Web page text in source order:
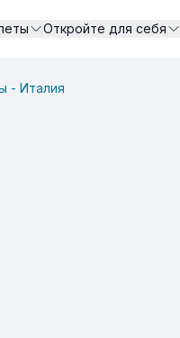
Откройте для себя
- Италия